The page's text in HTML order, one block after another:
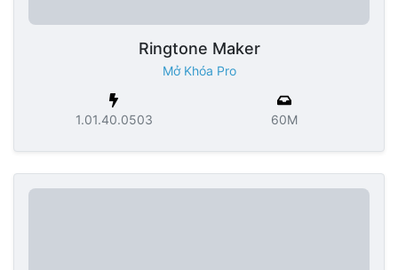
Ringtone Maker
Mở Khóa Pro
1.01.40.0503 60M